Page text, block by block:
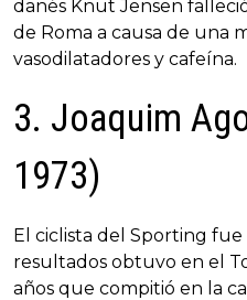
danés Knut Jensen
de Roma a causa de una
vasodilatadores y cafeína.
3. Joaquim
1973)
El ciclista del Sporting
resultados obtuvo en el
años que compitió en la